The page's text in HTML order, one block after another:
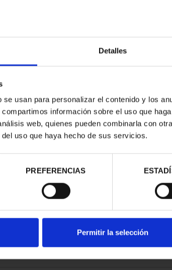
Detalles
usan para personalizar el contenido y los
información sobre el uso que
web, quienes pueden combinarla con
uso que haya hecho de sus servicios.
PREFERENCIAS
Permitir la selección
DE GOYA